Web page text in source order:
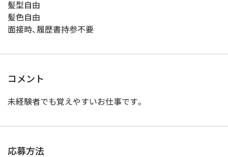
髪型自由
髪色自由
面接時、履歴書持参不要
コメント
未経験者でも覚えやすいお仕事です。
応募方法